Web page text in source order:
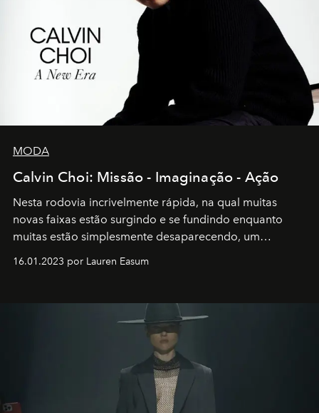
MODA
Calvin Choi: Missão - Imaginação - Ação
Nesta rodovia incrivelmente rápida, na qual muitas
novas faixas estão surgindo e se fundindo enquanto
muitas estão simplesmente desaparecendo, um
transportador AMTD abrindo caminho para muitos
por propósitos, com um claro senso de missão na vida e
16.01.2023 por Lauren Easum